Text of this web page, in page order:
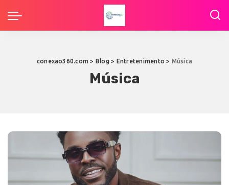
conexao360.com > Blog> Entretenimento > Música
Música